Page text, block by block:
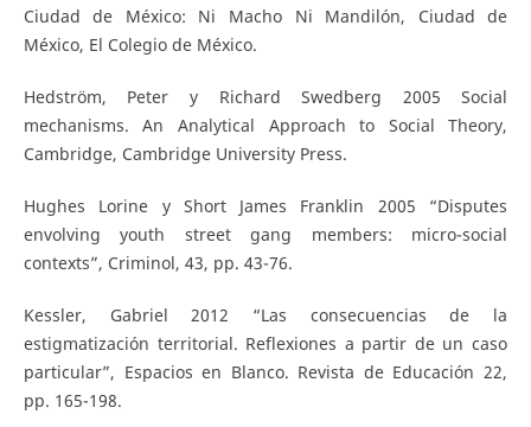
Ciudad de México: Ni Macho Ni Mandilón, Ciudad de
México, El Colegio de México.
Hedström, Peter y Richard Swedberg 2005 Social
mechanisms. An Analytical Approach to Social Theory,
Cambridge, Cambridge University Press.
Hughes Lorine y Short James Franklin 2005 “Disputes
envolving youth street gang members: micro-social
contexts”, Criminol, 43, pp. 43-76.
Kessler, Gabriel 2012 “Las consecuencias de la
estigmatización territorial. Reflexiones a partir de un caso
particular”, Espacios en Blanco. Revista de Educación 22,
pp. 165-198.